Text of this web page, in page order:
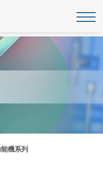
機系列